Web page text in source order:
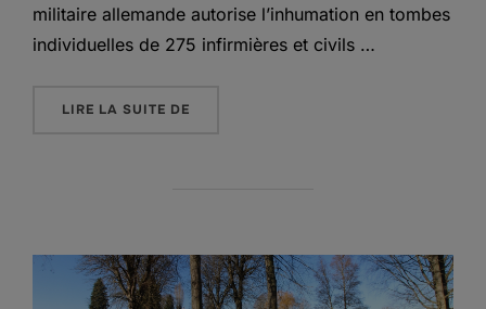
militaire allemande autorise l’inhumation en tombes
individuelles de 275 infirmières et civils …
LIRE LA SUITE DE